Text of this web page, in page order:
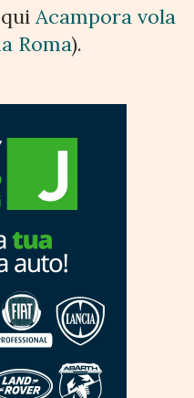
Acampora vola
Roma).